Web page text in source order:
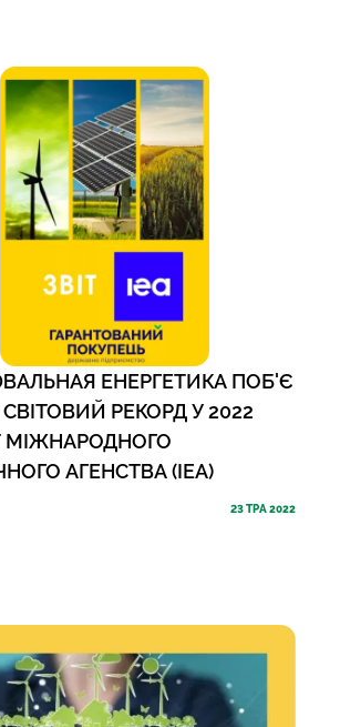
23ТРА 2022
ЕНЕРГЕТИКА ПОБ'Є
РЕКОРД У 2022
МІЖНАРОДНОГО
АГЕНСТВА (ІЕА)